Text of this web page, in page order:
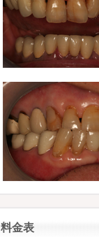
料金表